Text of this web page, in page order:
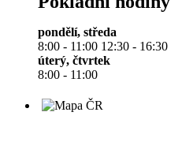
pondělí, středa
8:00 - 11:00 12:30 - 16:30
úterý, čtvrtek
8:00 - 11:00